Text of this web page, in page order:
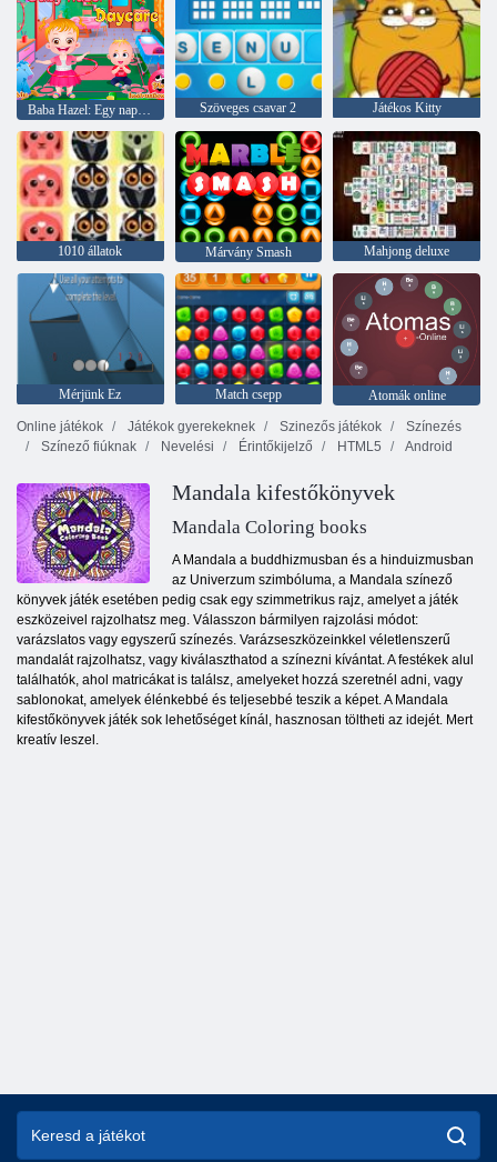
Szöveges csavar 2 Játékos Kitty
1010 állatok Márvány Smash Mahjong deluxe
Mérjünk Ez Match csepp
Atomák online
Online játékok
Játékok gyerekeknek Szinezős játékok
Színezés
Színező fiúknak
Nevelési Érintőkijelző HTML5 Android
Mandala kifestőkönyvek
Mandala Coloring books
A Mandala a buddhizmusban és a hinduizmusban
az Univerzum szimbóluma, a Mandala színező
könyvek játék esetében pedig csak egy szimmetrikus rajz, amelyet a játék
eszközeivel rajzolhatsz meg. Válasszon bármilyen rajzolási módot:
varázslatos vagy egyszerű színezés. Varázseszközeinkkel véletlenszerű
mandalát rajzolhatsz, vagy kiválaszthatod a színezni kívántat. A festékek alul
találhatók, ahol matricákat is találsz, amelyeket hozzá szeretnél adni, vagy
sablonokat, amelyek élénkebbé és teljesebbé teszik a képet. A Mandala
kifestőkönyvek játék sok lehetőséget kínál, hasznosan töltheti az idejét. Mert
kreatív leszel.